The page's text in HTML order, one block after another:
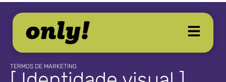
TERMOS DE MARKETING